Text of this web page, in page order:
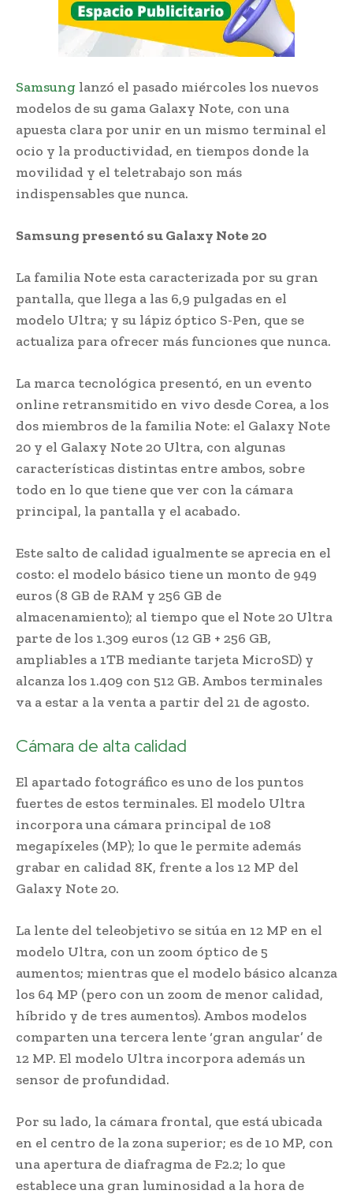
Samsung lanzó el pasado miércoles los nuevos
modelos de su gama Galaxy Note, con una
apuesta clara por unir en un mismo terminal el
ocio y la productividad, en tiempos donde la
movilidad y el teletrabajo son más
indispensables que nunca.
Samsung presentó su Galaxy Note 20
La familia Note esta caracterizada por su gran
pantalla, que llega a las 6,9 pulgadas en el
modelo Ultra; y su lápiz óptico S-Pen, que se
actualiza para ofrecer más funciones que nunca.
La marca tecnológica presentó, en un evento
online retransmitido en vivo desde Corea, a los
dos miembros de la familia Note: el Galaxy Note
20 y el Galaxy Note 20 Ultra, con algunas
características distintas entre ambos, sobre
todo en lo que tiene que ver con la cámara
principal, la pantalla y el acabado.
Este salto de calidad igualmente se aprecia en el
costo: el modelo básico tiene un monto de 949
euros (8 GB de RAM y 256 GB de
almacenamiento); al tiempo que el Note 20 Ultra
parte de los 1.309 euros (12 GB + 256 GB,
ampliables a 1TB mediante tarjeta MicroSD) y
alcanza los 1.409 con 512 GB. Ambos terminales
va a estar a la venta a partir del 21 de agosto.
Cámara de alta calidad
El apartado fotográfico es uno de los puntos
fuertes de estos terminales. El modelo Ultra
incorpora una cámara principal de 108
megapíxeles (MP); lo que le permite además
grabar en calidad 8K, frente a los 12 MP del
Galaxy Note 20.
La lente del teleobjetivo se sitúa en 12 MP en el
modelo Ultra, con un zoom óptico de 5
aumentos; mientras que el modelo básico alcanza
los 64 MP (pero con un zoom de menor calidad,
híbrido y de tres aumentos). Ambos modelos
comparten una tercera lente ‘gran angular’ de
12 MP. El modelo Ultra incorpora además un
sensor de profundidad.
Por su lado, la cámara frontal, que está ubicada
en el centro de la zona superior; es de 10 MP, con
una apertura de diafragma de F2.2; lo que
establece una gran luminosidad a la hora de